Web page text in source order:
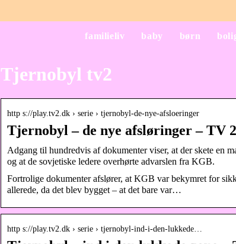
familieliv baby børn
Tjernobyl tv2
http s://play.tv2.dk › serie › tjernobyl-de-nye-afsloeringer
Tjernobyl – de nye afsløringer – TV
Adgang til hundredvis af dokumenter viser, at der skete en
og at de sovjetiske ledere overhørte advarslen fra KGB.
Fortrolige dokumenter afslører, at KGB var bekymret for
allerede, da det blev bygget – at det bare var…
http s://play.tv2.dk › serie › tjernobyl-ind-i-den-lukkede…